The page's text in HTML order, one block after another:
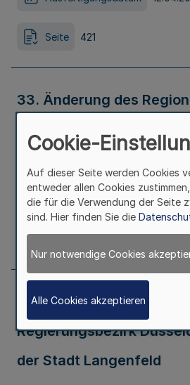
Seite 421
33. Änderung des
Ausfertigungsdatum
6. Änderung des
Regierungsbezirk
der Stadt Langenfeld
Cookie-
Auf dieser Seite werden Cookies
entweder allen Cookies
die für die Verwendung der Seite
sind. Hier finden Sie die
Nur notwendige Cookies
Alle Cookies akzeptieren